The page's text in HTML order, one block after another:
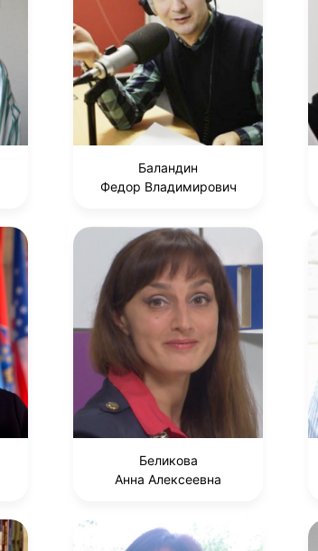
Баландин
Федор Владимирович
Беликова
Анна Алексеевна